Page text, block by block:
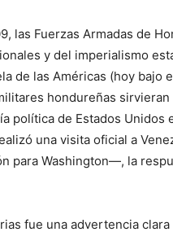
las Fuerzas Armadas de
y del imperialismo
de las Américas (hoy bajo
hondureñas
política de Estados Unidos
una visita oficial a
para Washington—, la
fue una advertencia